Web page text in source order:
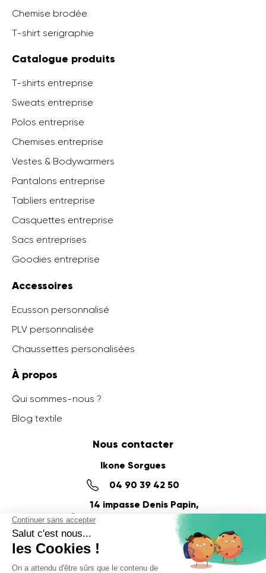
Chemise brodée
T-shirt serigraphie
Catalogue produits
T-shirts entreprise
Sweats entreprise
Polos entreprise
Chemises entreprise
Vestes & Bodywarmers
Pantalons entreprise
Tabliers entreprise
Casquettes entreprise
Sacs entreprises
Goodies entreprise
Accessoires
Ecusson personnalisé
PLV personnalisée
Chaussettes personalisées
À propos
Qui sommes-nous ?
Blog textile
Nous contacter
Ikone Sorgues
04 90 39 42 50
14 impasse Denis Papin,
ZI du Fournalet
84700 SORGUES